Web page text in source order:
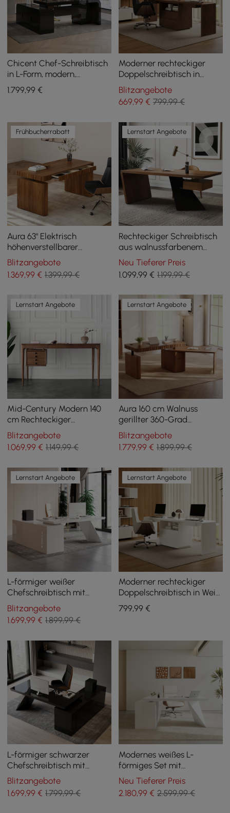
Chicent Chef-Schreibtisch
in L-Form, modern,
schwarz, mit viel
Stauraum für die rechte
1.799,99 €
Moderner rechteckiger
Doppelschreibtisch in
Nussbaum mit
Schubladen, 240 cm
Blitzangebote
669,99 € 799,99 €
Frühbucherrabatt
Aura 63" Elektrisch
höhenverstellbarer
Stehschreibtisch mit
geriffeltem Walnussdesign
Blitzangebote
1.369,99 € 1.399,99 €
Lernstart Angebote
Rechteckiger Schreibtisch
aus walnussfarbenem
Gummibaumholz mit
Schublade, 180 cm
Neu Tieferer Preis
1.099,99 € 1.199,99 €
Lernstart Angebote
Mid-Century Modern 140
cm Rechteckiger
Schreibtisch aus Walnuss-
Eschenholz mit 3
Schubladen
Blitzangebote
1.069,99 € 1.149,99 €
Lernstart Angebote
Aura 160 cm Walnuss
gerillter 360-Grad
drehbarer Schreibtisch
elektrisch
höhenverstellbarer
Blitzangebote
1.779,99 € 1.899,99 €
Lernstart Angebote
L-förmiger weißer
Chefschreibtisch mit
rechtsseitigem Anbau, 180
cm
Blitzangebote
1.699,99 € 1.899,99 €
Lernstart Angebote
Moderner rechteckiger
Doppelschreibtisch in Weiß
mit Schubladen, 240 cm
799,99 €
L-förmiger schwarzer
Chefschreibtisch mit
linksseitigem Anbau, 180
cm
Blitzangebote
1.699,99 € 1.799,99 €
Modernes weißes L-
förmiges Set mit
Chefschreibtisch und
Bürostuhl für Rechtshänder
(1800 mm)
Neu Tieferer Preis
2.180,99 € 2.599,99 €